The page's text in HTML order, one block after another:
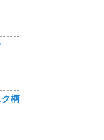
柄